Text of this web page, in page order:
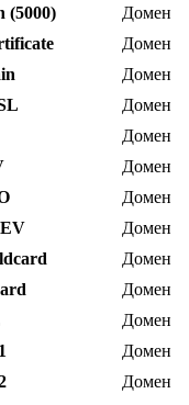
(5000)
Домен
Домен
Домен
Домен
Домен
Домен
Домен
Домен
Домен
Домен
Домен
Домен
Домен